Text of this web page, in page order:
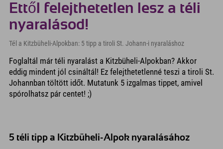
Ettől felejthetetlen lesz a téli
nyaralásod!
Tél a Kitzbüheli-Alpokban: 5 tipp a tiroli St. Johann-i nyaraláshoz
Foglaltál már téli nyaralást a Kitzbüheli-Alpokban? Akkor
eddig mindent jól csináltál! Ez felejthetetlenné teszi a tiroli St.
Johannban töltött időt. Mutatunk 5 izgalmas tippet, amivel
spórolhatsz pár centet! ;)
5 téli tipp a Kitzbüheli-Alpok nyaralásához